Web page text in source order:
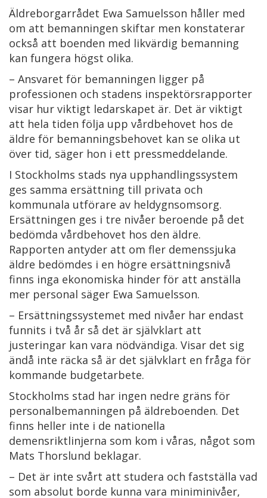
Äldreborgarrådet Ewa Samuelsson håller med
om att bemanningen skiftar men konstaterar
också att boenden med likvärdig bemanning
kan fungera högst olika.
– Ansvaret för bemanningen ligger på
professionen och stadens inspektörsrapporter
visar hur viktigt ledarskapet är. Det är viktigt
att hela tiden följa upp vårdbehovet hos de
äldre för bemanningsbehovet kan se olika ut
över tid, säger hon i ett pressmeddelande.
I Stockholms stads nya upphandlingssystem
ges samma ersättning till privata och
kommunala utförare av heldygnsomsorg.
Ersättningen ges i tre nivåer beroende på det
bedömda vårdbehovet hos den äldre.
Rapporten antyder att om fler demenssjuka
äldre bedömdes i en högre ersättningsnivå
finns inga ekonomiska hinder för att anställa
mer personal säger Ewa Samuelsson.
– Ersättningssystemet med nivåer har endast
funnits i två år så det är självklart att
justeringar kan vara nödvändiga. Visar det sig
ändå inte räcka så är det självklart en fråga för
kommande budgetarbete.
Stockholms stad har ingen nedre gräns för
personalbemanningen på äldreboenden. Det
finns heller inte i de nationella
demensriktlinjerna som kom i våras, något som
Mats Thorslund beklagar.
– Det är inte svårt att studera och fastställa vad
som absolut borde kunna vara miniminivåer,